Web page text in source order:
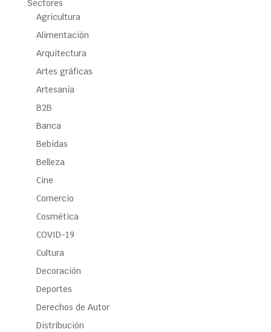
Sectores
Agricultura
Alimentación
Arquitectura
Artes gráficas
Artesanía
B2B
Banca
Bebidas
Belleza
Cine
Comercio
Cosmética
COVID-19
Cultura
Decoración
Deportes
Derechos de Autor
Distribución